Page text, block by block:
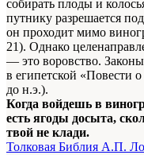
собирать плоды и
путнику разрешается
он проходит мимо
21). Однако
— это воровство.
в египетской «Повести
до н.э.).
Когда войдешь в
есть ягоды досыта,
твой не клади.
Толковая Библия А.П.